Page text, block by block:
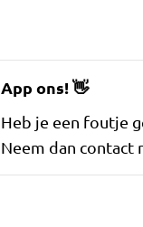
App ons!👋
Heb je een foutje
Neem dan contact